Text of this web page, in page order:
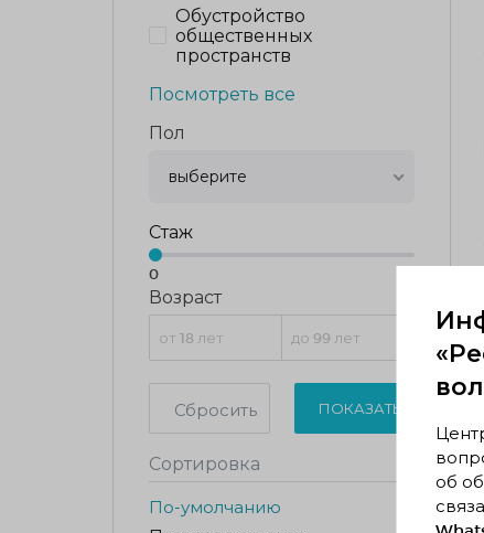
Обустройство
общественных
пространств
Посмотреть все
Пол
выберите
Стаж
0
Возраст
Сбросить ПОКАЗАТЬ
Сортировка
По-умолчанию
об